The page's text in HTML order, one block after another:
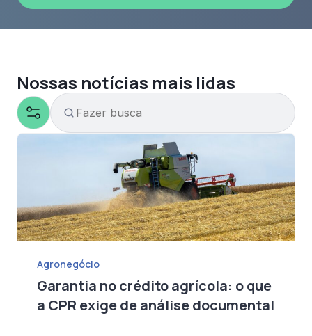
Nossas notícias mais lidas
Agronegócio
Garantia no crédito agrícola: o que